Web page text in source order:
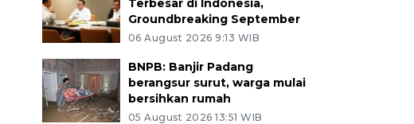
Terbesar di Indonesia,
Groundbreaking September
06 August 2026 9:13 WIB
BNPB: Banjir Padang
berangsur surut, warga mulai
bersihkan rumah
05 August 2026 13:51 WIB